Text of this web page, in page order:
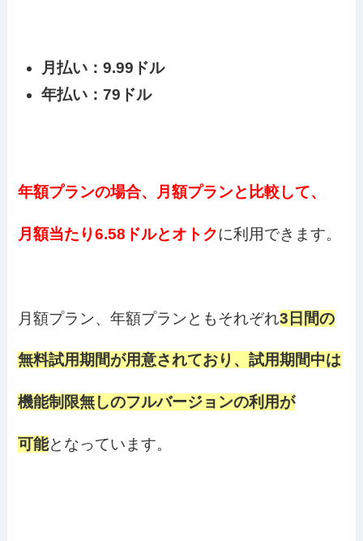
月払い：9.99ドル
年払い：79ドル
年額プランの場合、月額プランと比較して、
月額当たり6.58ドルとオトクに利用できます。
月額プラン、年額プランともそれぞれ3日間の
無料試用期間が用意されており、試用期間中は
機能制限無しのフルバージョンの利用が
可能となっています。